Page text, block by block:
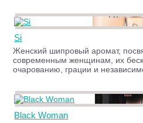
Si
Женский шипровый аромат,
современным женщинам, их
очарованию, грации и
Black Woman